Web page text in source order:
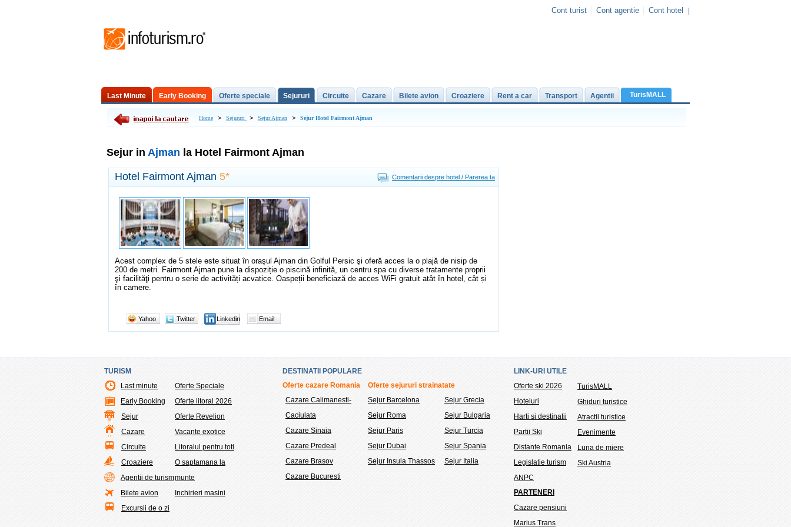
Cont turist Cont agentie Cont hotel
Last Minute Early Booking Oferte speciale Sejururi Circuite Cazare Bilete avion Croaziere Rent a car Transport Agentii TurisMALL
Excursii de o zi Home > Sejururi > Sejur Ajman > Sejur Hotel Fairmont Ajman
Sejur in Ajman la Hotel Fairmont Ajman
Comentarii despre hotel / Parerea ta
Hotel Fairmont Ajman 5*
Acest complex de 5 stele este situat în oraşul Ajman din Golful Persic şi oferă acces la o plajă de nisip de
200 de metri. Fairmont Ajman pune la dispoziție o piscină infinită, un centru spa cu diverse tratamente proprii
şi facilităţi pentru o serie de activități acvatice. Oaspeții beneficiază de acces WiFi gratuit atât în hotel, cât și
în camere.
Yahoo Twitter Linkedin Email
TURISM
Last minute
Early Booking
Sejur
Cazare
Circuite
Croaziere
Agentii de turism
Bilete avion
Excursii de o zi
Oferte Speciale
Oferte litoral 2026
Oferte Revelion
Vacante exotice
Litoralul pentru toti
O saptamana la
munte
Inchirieri masini
DESTINATII POPULARE
Oferte cazare Romania
Oferte sejururi strainatate
Cazare Calimanesti-
Caciulata
Cazare Sinaia
Cazare Predeal
Cazare Brasov
Cazare Bucuresti
Sejur Barcelona
Sejur Roma
Sejur Paris
Sejur Dubai
Sejur Insula Thassos
Sejur Grecia
Sejur Bulgaria
Sejur Turcia
Sejur Spania
Sejur Italia
LINK-URI UTILE
Oferte ski 2026
Hoteluri
Harti si destinatii
Partii Ski
Distante Romania
Legislatie turism
ANPC
TurisMALL
Ghiduri turistice
Atractii turistice
Evenimente
Luna de miere
Ski Austria
PARTENERI
Cazare pensiuni
Marius Trans